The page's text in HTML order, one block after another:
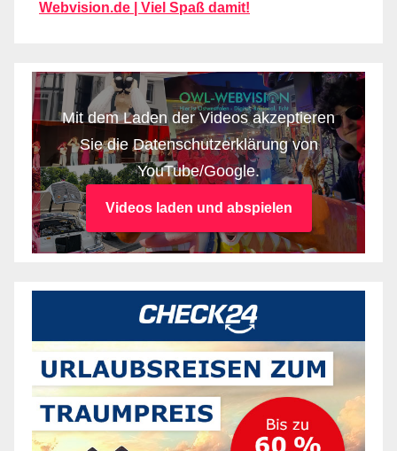
Webvision.de | Viel Spaß damit!
Mit dem Laden der Videos akzeptieren
Sie die Datenschutzerklärung von
YouTube/Google.
Videos laden und abspielen